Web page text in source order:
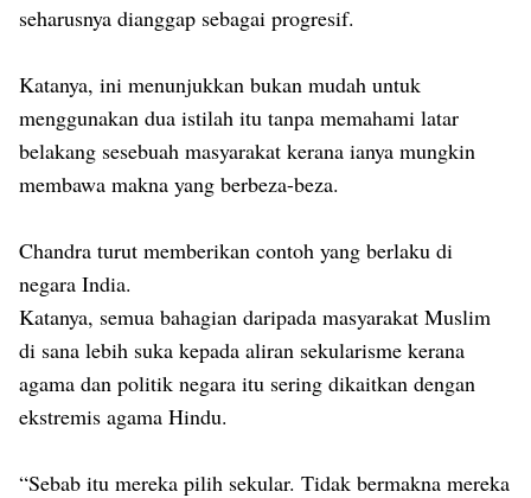
seharusnya dianggap sebagai progresif.
Katanya, ini menunjukkan bukan mudah untuk
menggunakan dua istilah itu tanpa memahami latar
belakang sesebuah masyarakat kerana ianya mungkin
membawa makna yang berbeza-beza.
Chandra turut memberikan contoh yang berlaku di
negara India.
Katanya, semua bahagian daripada masyarakat Muslim
di sana lebih suka kepada aliran sekularisme kerana
agama dan politik negara itu sering dikaitkan dengan
ekstremis agama Hindu.
“Sebab itu mereka pilih sekular. Tidak bermakna mereka